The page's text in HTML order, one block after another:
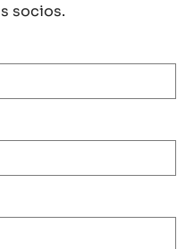
socios.